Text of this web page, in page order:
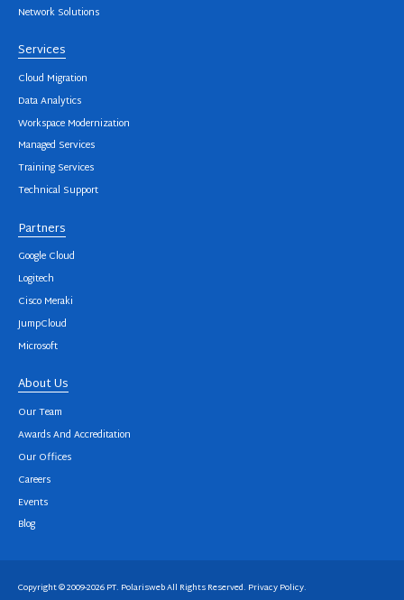
Network Solutions
Services
Cloud Migration
Data Analytics
Workspace Modernization
Managed Services
Training Services
Technical Support
Partners
Google Cloud
Logitech
Cisco Meraki
JumpCloud
Microsoft
About Us
Our Team
Awards And Accreditation
Our Offices
Careers
Events
Blog
Copyright © 2009-2026 PT. Polarisweb All Rights Reserved. Privacy Policy.